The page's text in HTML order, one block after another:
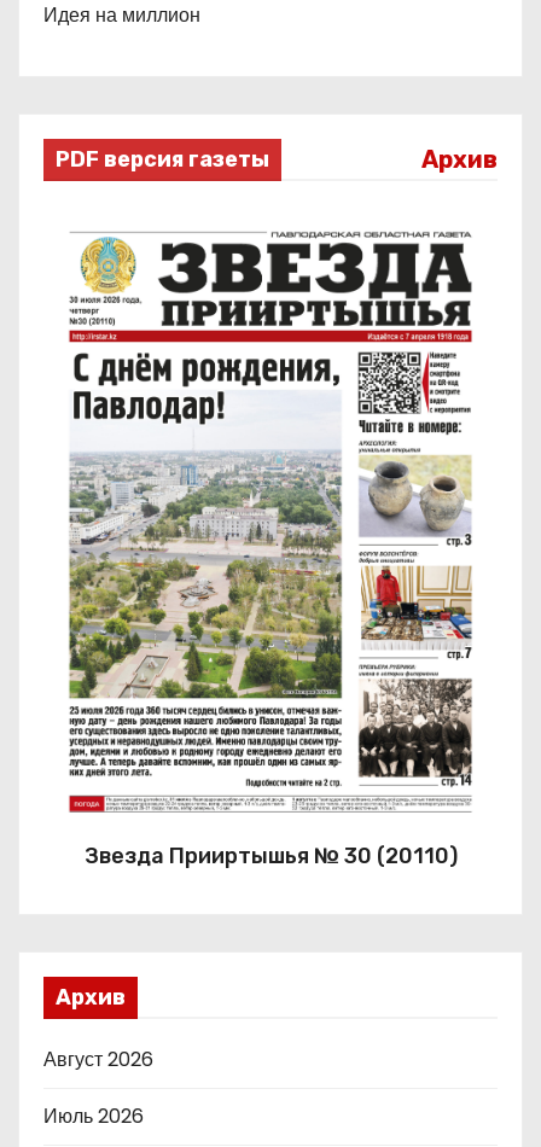
Идея на миллион
PDF версия газеты Архив
Звезда Прииртышья № 30 (20110)
Архив
Август 2026
Июль 2026